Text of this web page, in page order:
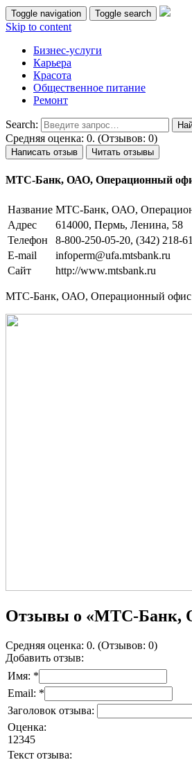
Toggle navigation Toggle search
Skip to content
Бизнес-услуги
Карьера
Красота
Общественное питание
Ремонт
Search:
Средняя оценка: 0. (Отзывов: 0)
Написать отзыв Читать отзывы
МТС-Банк, ОАО, Операционный
Название МТС-Банк, ОАО,
Адрес
614000, Пермь, Ленина, 58
Телефон
8-800-250-05-20, (342) 218-
E-mail
infoperm@ufa.mtsbank.ru
Сайт
http://www.mtsbank.ru
МТС-Банк, ОАО, Операционный офис
Отзывы о «МТС-Банк,
Средняя оценка: 0. (Отзывов: 0)
Добавить отзыв:
Имя: *
Email: *
Заголовок отзыва:
Оценка:
1 2345
Текст отзыва: